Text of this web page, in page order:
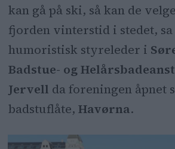
kan gå på ski, så kan de
fjorden vinterstid i stedet,
humoristisk styreleder i
Badstue- og
Jervell da foreningen åpnet
badstuflåte, Havørna.